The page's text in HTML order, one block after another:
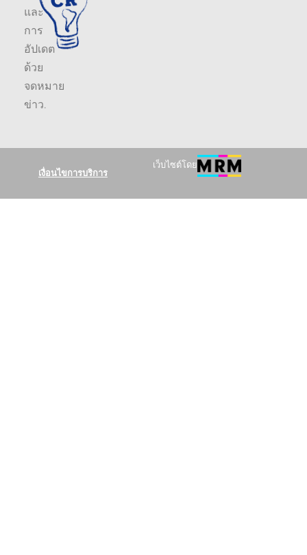
และ
การ
อัปเดต
ด้วย
จดหมาย
ข่าว.
เงื่อนไขการบริการ
เว็บไซต์โดย